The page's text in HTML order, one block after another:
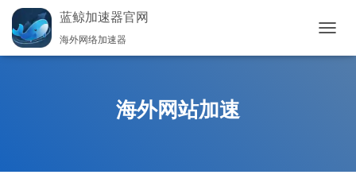
蓝鲸加速器官网
海外网络加速器
换
海外网站加速